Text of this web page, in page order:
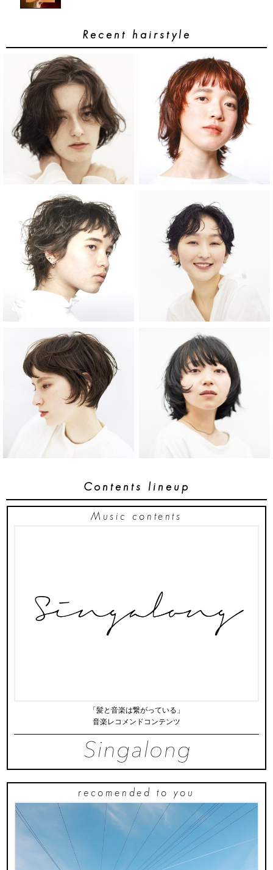
Recent hairstyle
Contents lineup
Music contents
「髪と音楽は繋がっている」
音楽レコメンドコンテンツ
recomended to you